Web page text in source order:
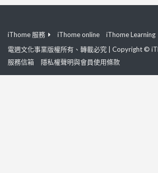
iThome 服務 iThome online
iThome Learning
電週文化事業版權所有、轉載必究 | Copyright ©
服務信箱
隱私權聲明與會員使用條款